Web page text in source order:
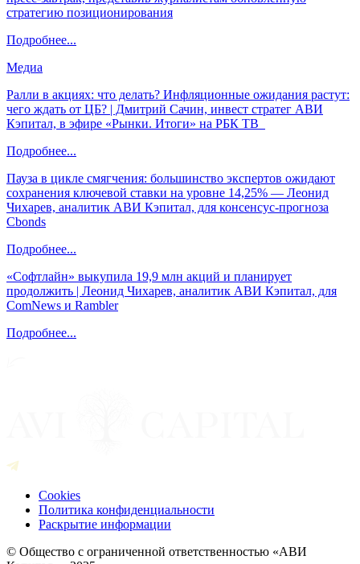
стратегию позиционирования
Подробнее...
Медиа
Ралли в акциях: что делать? Инфляционные ожидания растут:
чего ждать от ЦБ? | Дмитрий Сачин, инвест стратег АВИ
Кэпитал, в эфире «Рынки. Итоги» на РБК ТВ
Подробнее...
Пауза в цикле смягчения: большинство экспертов ожидают
сохранения ключевой ставки на уровне 14,25% — Леонид
Чихарев, аналитик АВИ Кэпитал, для консенсус-прогноза
Cbonds
Подробнее...
«Софтлайн» выкупила 19,9 млн акций и планирует
продолжить | Леонид Чихарев, аналитик АВИ Кэпитал, для
ComNews и Rambler
Подробнее...
Cookies
Политика конфиденциальности
Раскрытие информации
© Общество с ограниченной ответственностью «АВИ